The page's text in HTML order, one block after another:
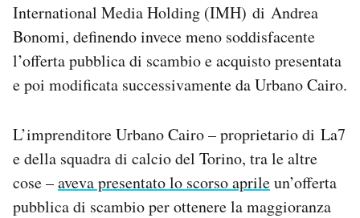
Hai bisogno di aiuto?
Esci
International Media Holding (IMH) di Andrea
Bonomi, definendo invece meno soddisfacente
l’offerta pubblica di scambio e acquisto presentata
e poi modificata successivamente da Urbano Cairo.
L’imprenditore Urbano Cairo – proprietario di La7
e della squadra di calcio del Torino, tra le altre
cose –aveva presentato lo scorso aprileun’offerta
pubblica di scambio per ottenere la maggioranza